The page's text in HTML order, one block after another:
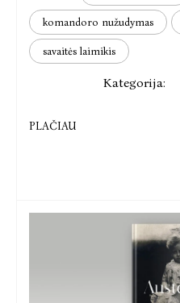
komandoro nužudymas
savaitės laimikis
Kategorija:
PLAČIAU